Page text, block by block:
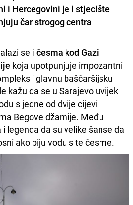
i Hercegovini je i stjecište
čar strogog centra
se i česma kod Gazi
koja upotpunjuje impozantni
i glavnu baščaršijsku
kažu da se u Sarajevo uvijek
s jedne od dvije cijevi
Begove džamije. Među
legenda da su velike šanse da
ako piju vodu s te česme.